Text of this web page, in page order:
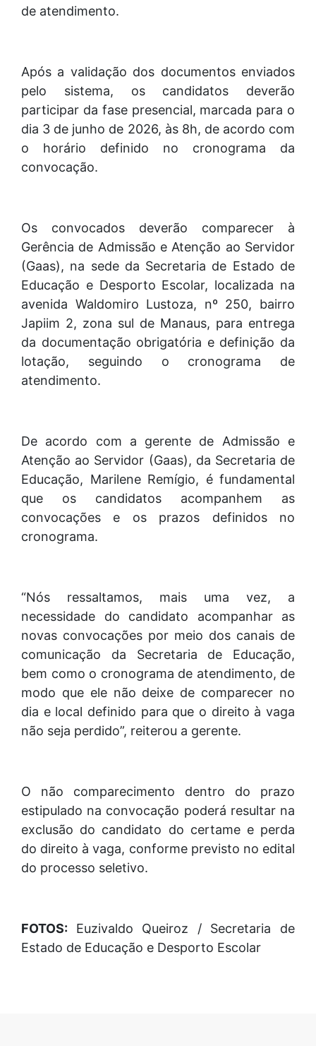
de atendimento.
Após a validação dos documentos enviados
pelo sistema, os candidatos deverão
participar da fase presencial, marcada para o
dia 3 de junho de 2026, às 8h, de acordo com
o horário definido no cronograma da
convocação.
Os convocados deverão comparecer à
Gerência de Admissão e Atenção ao Servidor
(Gaas), na sede da Secretaria de Estado de
Educação e Desporto Escolar, localizada na
avenida Waldomiro Lustoza, nº 250, bairro
Japiim 2, zona sul de Manaus, para entrega
da documentação obrigatória e definição da
lotação, seguindo o cronograma de
atendimento.
De acordo com a gerente de Admissão e
Atenção ao Servidor (Gaas), da Secretaria de
Educação, Marilene Remígio, é fundamental
que os candidatos acompanhem as
convocações e os prazos definidos no
cronograma.
“Nós ressaltamos, mais uma vez, a
necessidade do candidato acompanhar as
novas convocações por meio dos canais de
comunicação da Secretaria de Educação,
bem como o cronograma de atendimento, de
modo que ele não deixe de comparecer no
dia e local definido para que o direito à vaga
não seja perdido”, reiterou a gerente.
O não comparecimento dentro do prazo
estipulado na convocação poderá resultar na
exclusão do candidato do certame e perda
do direito à vaga, conforme previsto no edital
do processo seletivo.
FOTOS: Euzivaldo Queiroz / Secretaria de
Estado de Educação e Desporto Escolar